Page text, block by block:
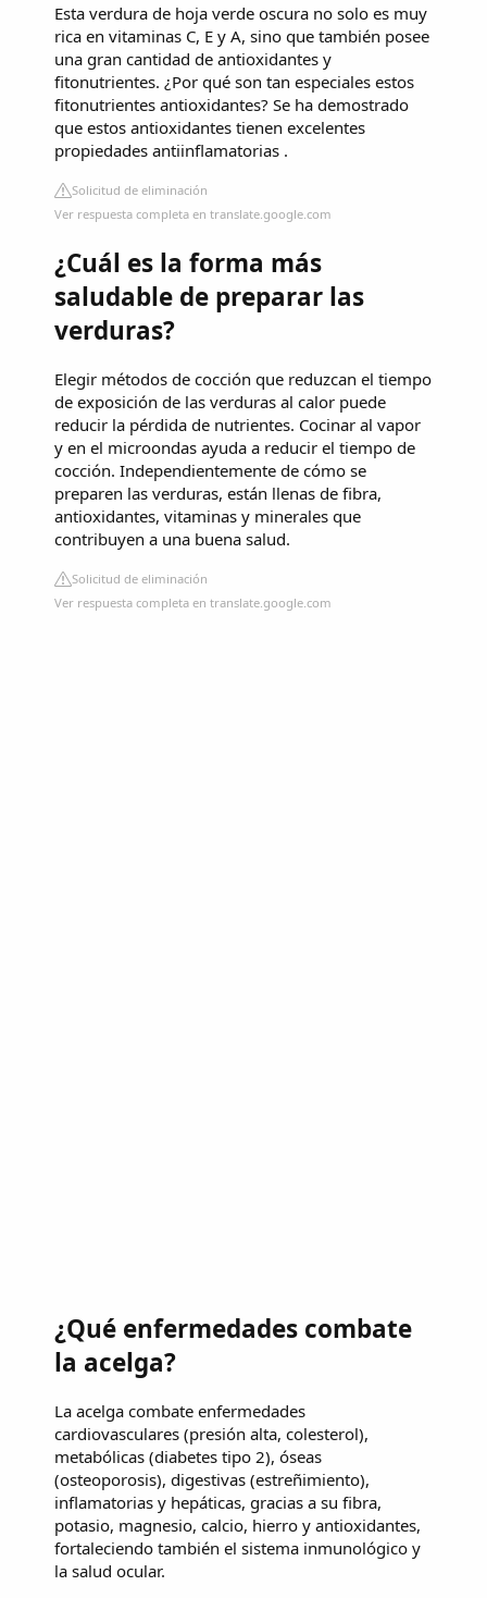
Esta verdura de hoja verde oscura no solo es muy
rica en vitaminas C, E y A, sino que también posee
una gran cantidad de antioxidantes y
fitonutrientes. ¿Por qué son tan especiales estos
fitonutrientes antioxidantes? Se ha demostrado
que estos antioxidantes tienen excelentes
propiedades antiinflamatorias .
Solicitud de eliminación
Ver respuesta completa en translate.google.com
¿Cuál es la forma más
saludable de preparar las
verduras?
Elegir métodos de cocción que reduzcan el tiempo
de exposición de las verduras al calor puede
reducir la pérdida de nutrientes. Cocinar al vapor
y en el microondas ayuda a reducir el tiempo de
cocción. Independientemente de cómo se
preparen las verduras, están llenas de fibra,
antioxidantes, vitaminas y minerales que
contribuyen a una buena salud.
Solicitud de eliminación
Ver respuesta completa en translate.google.com
¿Qué enfermedades combate
la acelga?
La acelga combate enfermedades
cardiovasculares (presión alta, colesterol),
metabólicas (diabetes tipo 2), óseas
(osteoporosis), digestivas (estreñimiento),
inflamatorias y hepáticas, gracias a su fibra,
potasio, magnesio, calcio, hierro y antioxidantes,
fortaleciendo también el sistema inmunológico y
la salud ocular.